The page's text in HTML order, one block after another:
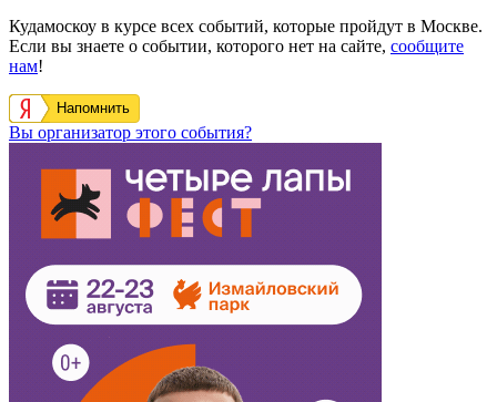
Кудамоскоу в курсе всех событий, которые пройдут в Москве.
Если вы знаете о событии, которого нет на сайте, сообщите
нам!
Напомнить
Вы организатор этого события?